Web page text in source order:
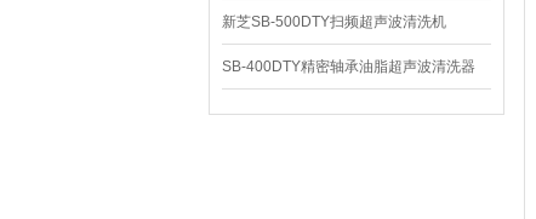
新芝SB-500DTY扫频超声波清洗机
SB-400DTY精密轴承油脂超声波清洗器